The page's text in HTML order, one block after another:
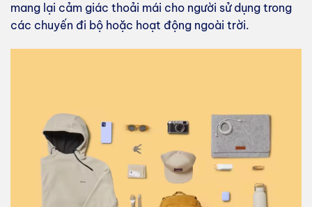
mang lại cảm giác thoải mái cho người sử dụng trong
các chuyến đi bộ hoặc hoạt động ngoài trời.